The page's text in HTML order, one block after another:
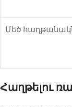
Մեծ
Հաղթելու